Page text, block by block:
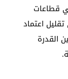
قطاعات
اعتماد
القدرة